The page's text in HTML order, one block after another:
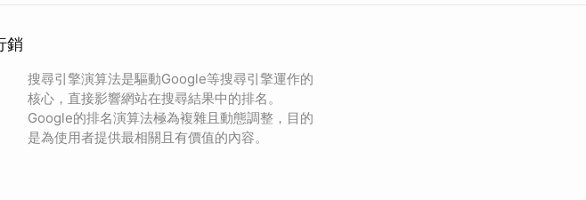
銷
搜尋引擎演算法是驅動Google等搜尋引擎運作的
核心，直接影響網站在搜尋結果中的排名。
Google的排名演算法極為複雜且動態調整，目的
是為使用者提供最相關且有價值的內容。